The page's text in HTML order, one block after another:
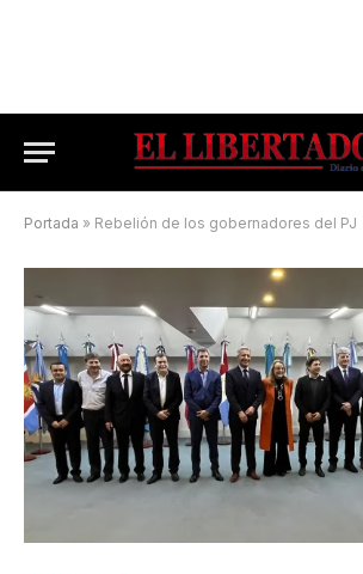
Portada » Rebelión de los gobernadores del PJ